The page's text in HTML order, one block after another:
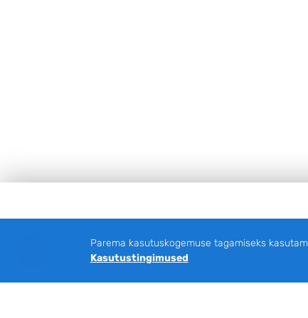
Parema kasutuskogemuse tagamiseks
Kasutustingimused